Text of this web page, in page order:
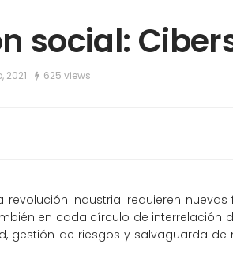
social:
2021 625 views
revolución industrial requieren
en cada círculo de interrelación
gestión de riesgos y salvaguarda